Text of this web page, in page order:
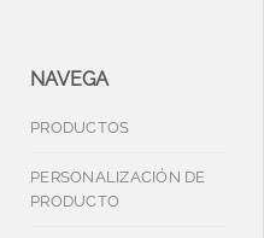
NAVEGA
PRODUCTOS
PERSONALIZACIÓN DE
PRODUCTO